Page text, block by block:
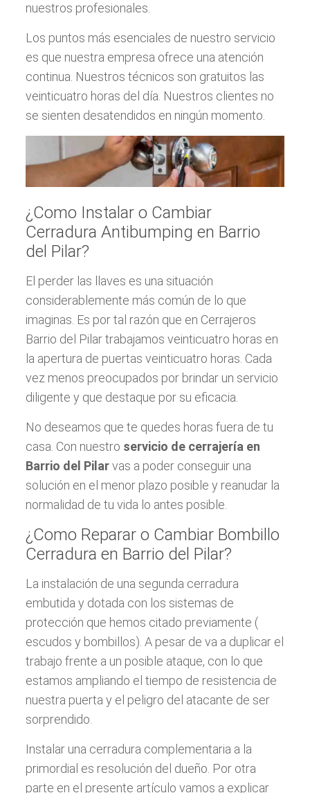
nuestros profesionales.
Los puntos más esenciales de nuestro servicio
es que nuestra empresa ofrece una atención
continua. Nuestros técnicos son gratuitos las
veinticuatro horas del día. Nuestros clientes no
se sienten desatendidos en ningún momento.
¿Como Instalar o Cambiar
Cerradura Antibumping en Barrio
del Pilar?
El perder las llaves es una situación
considerablemente más común de lo que
imaginas. Es por tal razón que en Cerrajeros
Barrio del Pilar trabajamos veinticuatro horas en
la apertura de puertas veinticuatro horas. Cada
vez menos preocupados por brindar un servicio
diligente y que destaque por su eficacia.
No deseamos que te quedes horas fuera de tu
casa. Con nuestro servicio de cerrajería en
Barrio del Pilarvas a poder conseguir una
solución en el menor plazo posible y reanudar la
normalidad de tu vida lo antes posible.
¿Como Reparar o Cambiar Bombillo
Cerradura en Barrio del Pilar?
La instalación de una segunda cerradura
embutida y dotada con los sistemas de
protección que hemos citado previamente (
escudos y bombillos). A pesar de va a duplicar el
trabajo frente a un posible ataque, con lo que
estamos ampliando el tiempo de resistencia de
nuestra puerta y el peligro del atacante de ser
sorprendido.
Instalar una cerradura complementaria a la
primordial es resolución del dueño. Por otra
parte en el presente artículo vamos a explicar